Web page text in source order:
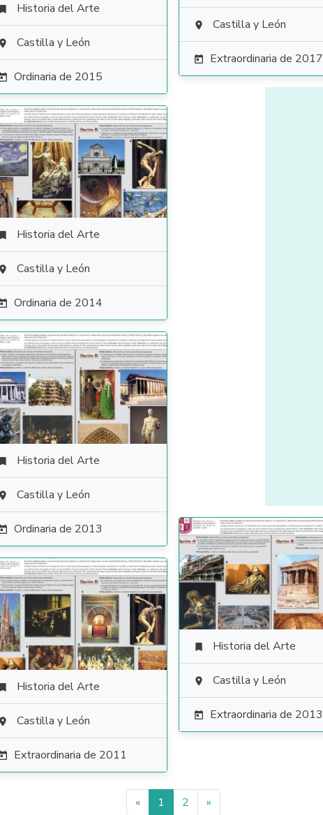
 Castilla y León
 Extraordinaria de 2017
 Historia del Arte
 Castilla y León
Ordinaria de 2015
 Historia del Arte
 Castilla y León
Ordinaria de 2014
 Historia del Arte
 Castilla y León
Ordinaria de 2013
 Historia del Arte
 Castilla y León
 Extraordinaria de 2013
 Historia del Arte
 Castilla y León
Extraordinaria de 2011
« 1 2 »